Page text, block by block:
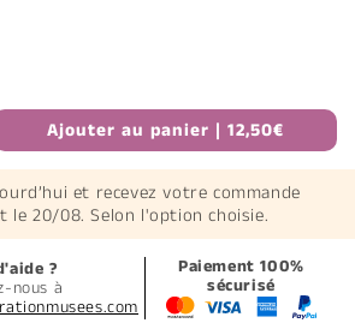
Ajouter au panier | 12,50€
et recevez votre commande
le20/08. Selon l'option choisie.
?
nous à
Paiement 100%
sécurisé